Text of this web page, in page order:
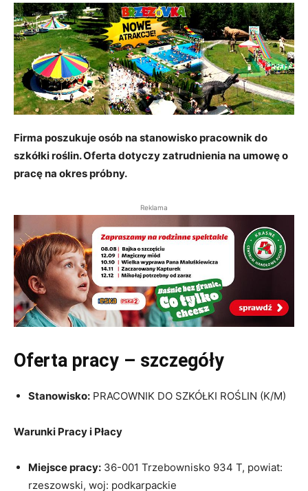
Firma poszukuje osób na stanowisko pracownik do
szkółki roślin. Oferta dotyczy zatrudnienia na umowę o
pracę na okres próbny.
Reklama
Oferta pracy – szczegóły
Stanowisko: PRACOWNIK DO SZKÓŁKI ROŚLIN (K/M)
Warunki Pracy i Płacy
Miejsce pracy: 36-001 Trzebownisko 934 T, powiat:
rzeszowski, woj: podkarpackie